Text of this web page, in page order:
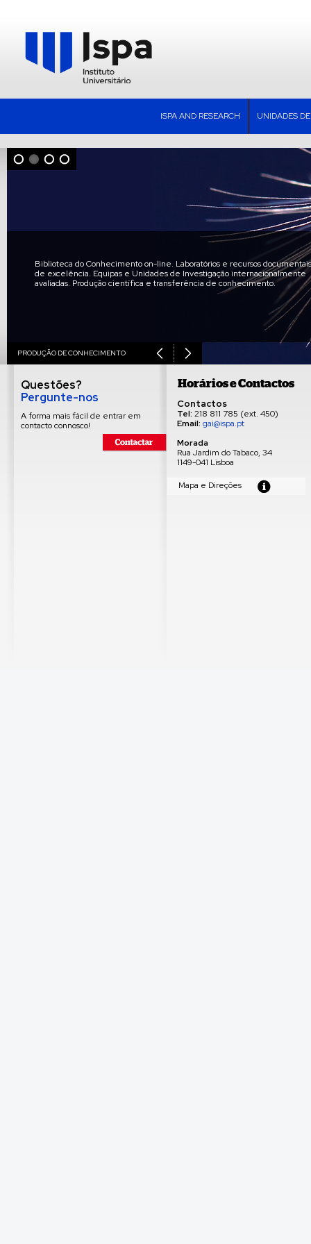
ISPA AND RESEARCH UNIDADES
Biblioteca do Conhecimento on-line. Laboratórios e recursos documentais
de excelência. Equipas e Unidades de Investigação internacionalmente
avaliadas. Produção científica e transferência de conhecimento.
PRODUÇÃO DE CONHECIMENTO
Questões?
Pergunte-nos
A forma mais fácil de entrar em
contacto connosco!
Horários e Contactos
Contactos
Tel: 218 811 785 (ext. 450)
Email: gai@ispa.pt
Morada
Rua Jardim do Tabaco, 34
1149-041 Lisboa
Mapa e Direções